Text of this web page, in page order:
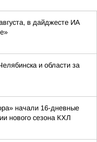
в дайджесте ИА
и области за
начали 16-дневные
нового сезона КХЛ